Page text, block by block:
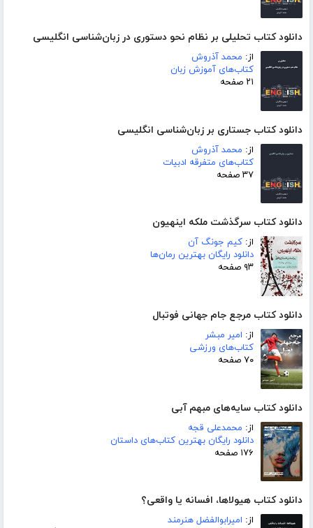
دانلود کتاب تحلیلی بر نظام نحو دستوری در زبان‌شناسی انگلیسی
از: محمد آذروش
کتاب‌های آموزش زبان
۲۱ صفحه
دانلود کتاب جستاری بر زبان‌شناسی انگلیسی
از: محمد آذروش
کتاب‌های متفرقه ادبیات
۳۷ صفحه
دانلود کتاب سرگذشت ملکه اینهیون
از: کیم جونگ آن
دانلود رایگان بهترین رمان‌ها
۹۳ صفحه
دانلود کتاب مرجع جام جهانی فوتبال
از: امیر مبشر
کتاب‌های ورزشی
۷۰ صفحه
دانلود کتاب سایه‌های مبهم آبی
از: محمدعلی قجه
دانلود رایگان بهترین کتاب‌های داستان
۱۷۶ صفحه
دانلود کتاب هیولاها، افسانه یا واقعی؟
از: امیرابوالفضل هنرمند